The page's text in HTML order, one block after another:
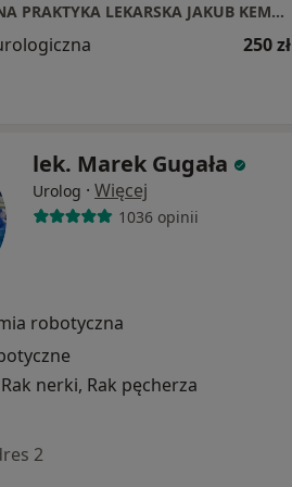
INDYWIDUALNA PRAKTYKA LEKARSKA JAKUB KEMPISTY
250 zł
lek. Marek Gugała
Urolog · Więcej
1036 opinii
robotyczna
nerki, Rak pęcherza
2